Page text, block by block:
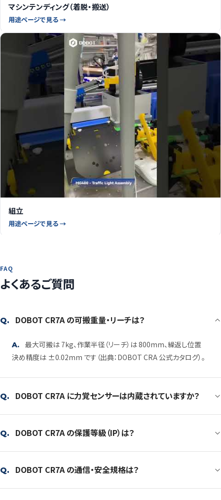
マシンテンディング（着脱・搬送）
用途ページで見る →
組立
用途ページで見る →
FAQ
よくあるご質問
Q. DOBOT CR7A の可搬重量・リーチは？
A.
最大可搬は 7kg、作業半径（リーチ）は 800mm、繰返し位置
決め精度は ±0.02mm です（出典：DOBOT CRA 公式カタログ）。
Q. DOBOT CR7A に力覚センサーは内蔵されていますか？
Q. DOBOT CR7A の保護等級（IP）は？
Q. DOBOT CR7A の通信・安全規格は？